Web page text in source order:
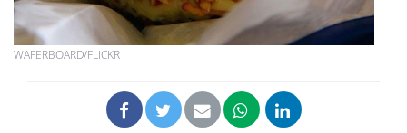
WAFERBOARD/FLICKR